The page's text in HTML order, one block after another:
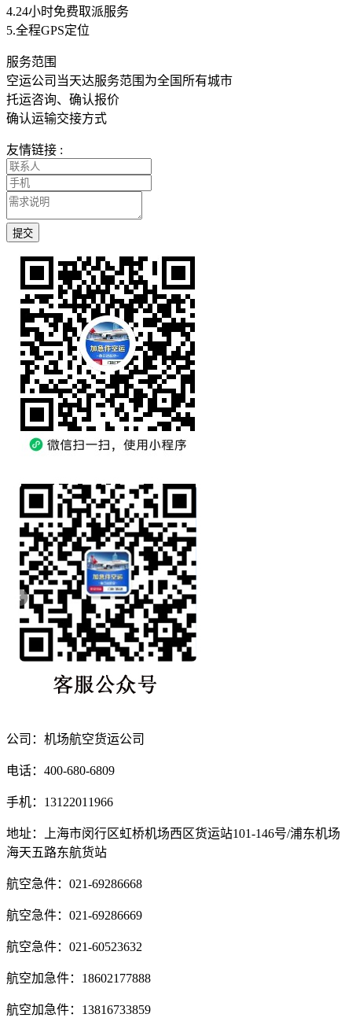
4.24小时免费取派服务
5.全程GPS定位
服务范围
空运公司当天达服务范围为全国所有城市
托运咨询、确认报价
确认运输交接方式
友情链接 :
提交
公司：机场航空货运公司
电话：400-680-6809
手机：13122011966
地址：上海市闵行区虹桥机场西区货运站101-146号/浦东机场
海天五路东航货站
航空急件：021-69286668
航空急件：021-69286669
航空急件：021-60523632
航空加急件：18602177888
航空加急件：13816733859